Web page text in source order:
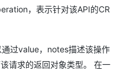
，表示针对该API的CR
过value，notes描述该操作
请求的返回对象类型。 在一